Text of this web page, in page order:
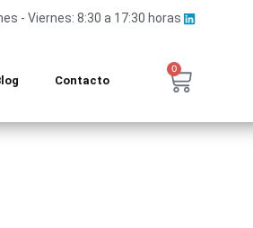
- Viernes: 8:30 a 17:30 horas
Contacto
0